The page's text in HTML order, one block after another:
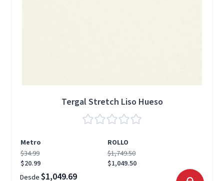
Tergal Stretch Liso Hueso
Metro
ROLLO
$34.99
$20.99
$1,749.50
$1,049.50
Desde $1,049.69